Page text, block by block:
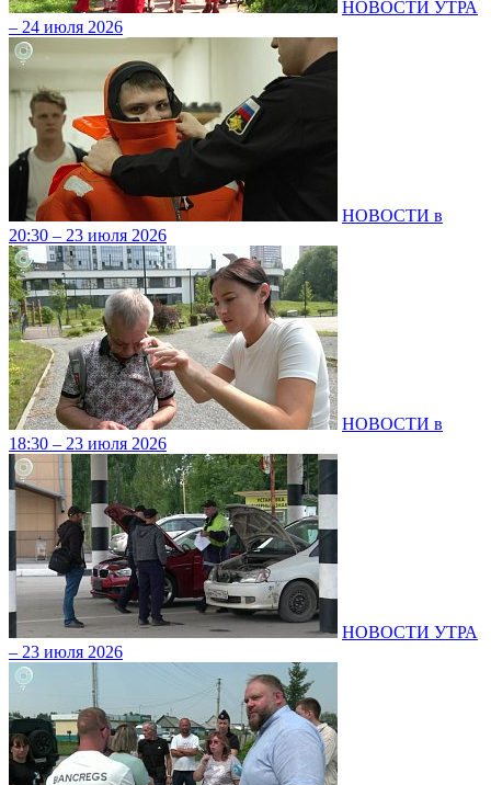
НОВОСТИ УТРА
– 24 июля 2026
НОВОСТИ в
20:30 – 23 июля 2026
НОВОСТИ в
18:30 – 23 июля 2026
НОВОСТИ УТРА
– 23 июля 2026